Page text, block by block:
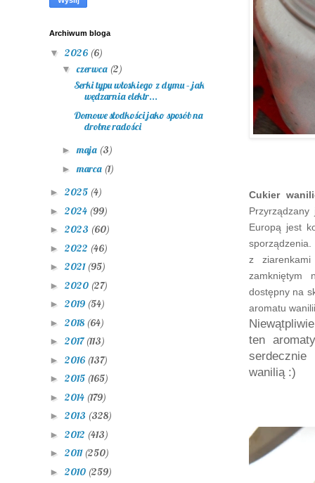
Cukier
Europą jest
z
zamkniętym
dostępny na
aromatu
ten
wanilią :)
Archiwum bloga
▼ 2026 (6)
▼czerwca (2)
Serki typu włoskiego z dymu – jak
wędzarnia elektr...
Domowe słodkości jako sposób na
drobne radości
►maja (3)
► marca (1)
► 2025 (4)
► 2024 (99)
► 2023 (60)
► 2022 (46)
► 2021 (95)
► 2020 (27)
► 2019 (54)
► 2018 (64)
► 2017(113)
► 2016 (137)
► 2015 (165)
► 2014 (179)
► 2013 (328)
► 2012 (413)
► 2011 (250)
► 2010 (259)